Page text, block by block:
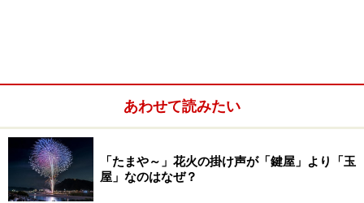
ひな人形にカビや虫食いが発生したら人形修理の専門店
あわせて読みたい
「たまや～」花火の掛け声が「鍵屋」より「玉
屋」なのはなぜ？